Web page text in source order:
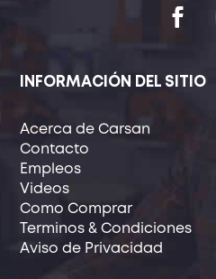
INFORMACIÓN DEL SITIO
Acerca de Carsan
Contacto
Empleos
Videos
Como Comprar
Terminos & Condiciones
Aviso de Privacidad